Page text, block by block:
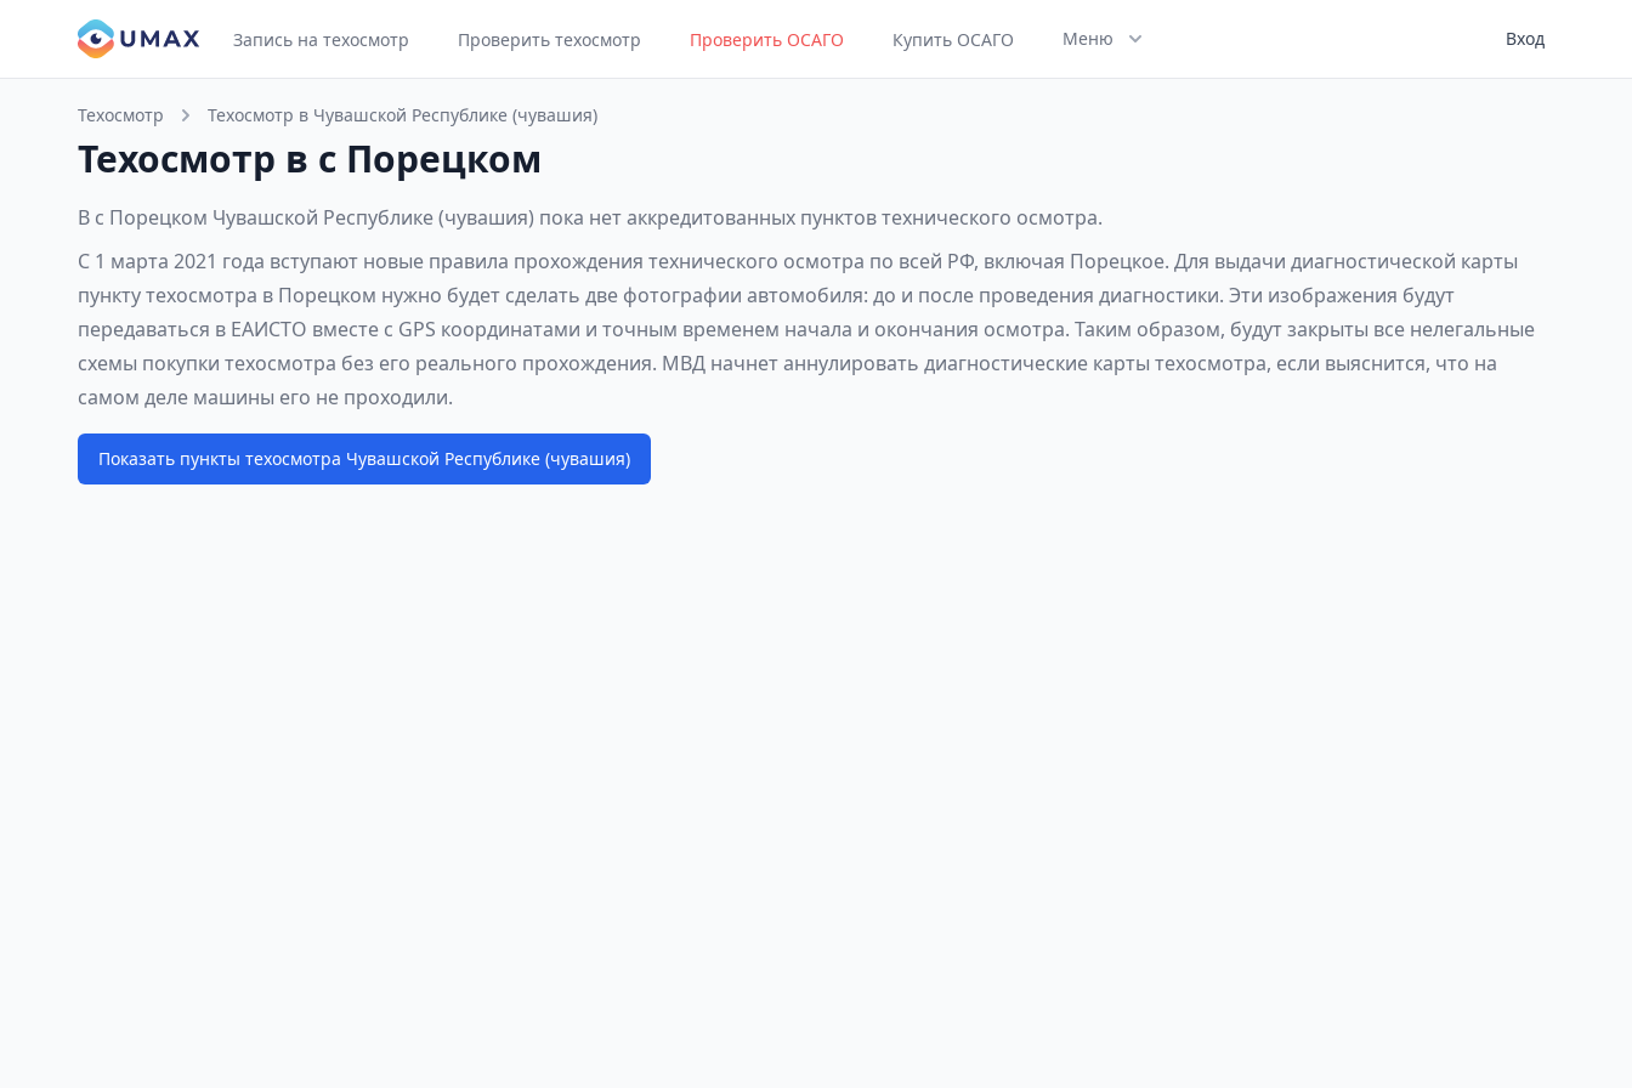
Запись на техосмотр Проверить техосмотр Проверить ОСАГО Купить ОСАГО Меню Вход
Техосмотр Техосмотр в Чувашской Республике (чувашия)
Техосмотр в с Порецком
В с Порецком Чувашской Республике (чувашия) пока нет аккредитованных пунктов технического осмотра.
С 1 марта 2021 года вступают новые правила прохождения технического осмотра по всей РФ, включая Порецкое. Для выдачи диагностической карты
пункту техосмотра в Порецком нужно будет сделать две фотографии автомобиля: до и после проведения диагностики. Эти изображения будут
передаваться в ЕАИСТО вместе с GPS координатами и точным временем начала и окончания осмотра. Таким образом, будут закрыты все нелегальные
схемы покупки техосмотра без его реального прохождения. МВД начнет аннулировать диагностические карты техосмотра, если выяснится, что на
самом деле машины его не проходили.
Показать пункты техосмотра Чувашской Республике (чувашия)